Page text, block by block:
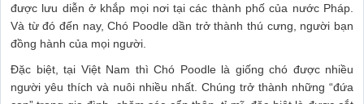
được lưu diễn ở khắp mọi nơi tại các thành phố của nước Pháp.
Và từ đó đến nay, Chó Poodle dần trở thành thú cưng, người bạn
đồng hành của mọi người.
Đặc biệt, tại Việt Nam thì Chó Poodle là giống chó được nhiều
người yêu thích và nuôi nhiều nhất. Chúng trở thành những “đứa